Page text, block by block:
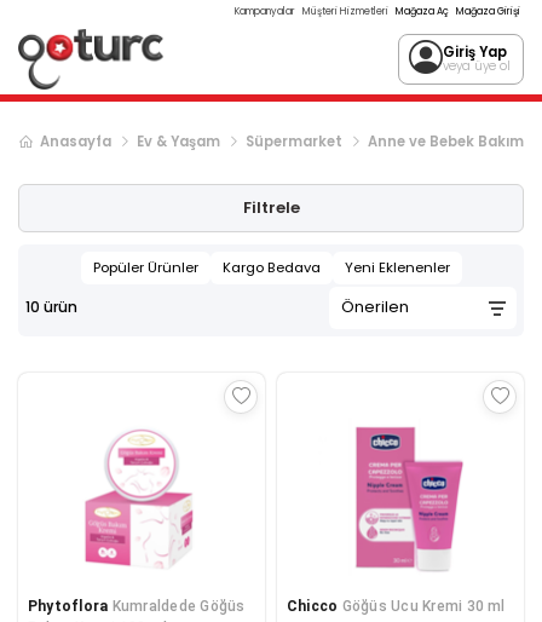
Kampanyalar Müşteri Hizmetleri Mağaza Aç Mağaza Girişi
Giriş Yap
veya üye ol
Anasayfa Ev & Yaşam Süpermarket Anne ve Bebek Bakım
Filtrele
Popüler Ürünler Kargo Bedava Yeni Eklenenler
10 ürün
Phytoflora Kumraldede Göğüs
Chicco Göğüs Ucu Kremi 30 ml